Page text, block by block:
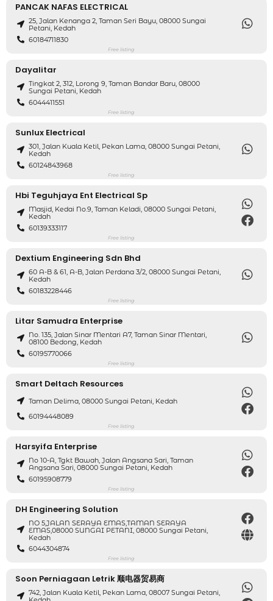
PANCAK NAFAS ELECTRICAL
25, Jalan Kenanga 2, Taman Seri Bayu, 08000 Sungai
Petani, Kedah
60184711830
Free listing
Dayalitar
Tingkat 2, 312, Lorong 9, Taman Bandar Baru, 08000
Sungai Petani, Kedah
6044411551
Free listing
Sunlux Electrical
301, Jalan Kuala Ketil, Pekan Lama, 08000 Sungai Petani,
Kedah
60124843968
Free listing
Hbi Teguhjaya Ent Electrical Sp
Masjid, Kedai No.9, Taman Keladi, 08000 Sungai Petani,
Kedah
60139333117
Free listing
Dextium Engineering Sdn Bhd
60 A-B & 61, A-B, Jalan Perdana 3/2, 08000 Sungai Petani,
Kedah
60183228446
Free listing
Litar Samudra Enterprise
No. 135, Jalan Sinar Mentari A7, Taman Sinar Mentari,
08100 Bedong, Kedah
60195770066
Free listing
Smart Deltach Resources
Taman Delima, 08000 Sungai Petani, Kedah
60194448089
Free listing
Harsyifa Enterprise
No 10-A, Tgkt Bawah, Jalan Angsana Sari, Taman
Angsana Sari, 08000 Sungai Petani, Kedah
60195908779
Free listing
DH Engineering Solution
NO 5,JALAN SERAYA EMAS,TAMAN SERAYA
EMAS,08000 SUNGAI PETANI, 08000 Sungai Petani,
Kedah
6044304874
Free listing
Soon Perniagaan Letrik 顺电器贸易商
742, Jalan Kuala Ketil, Pekan Lama, 08007 Sungai Petani,